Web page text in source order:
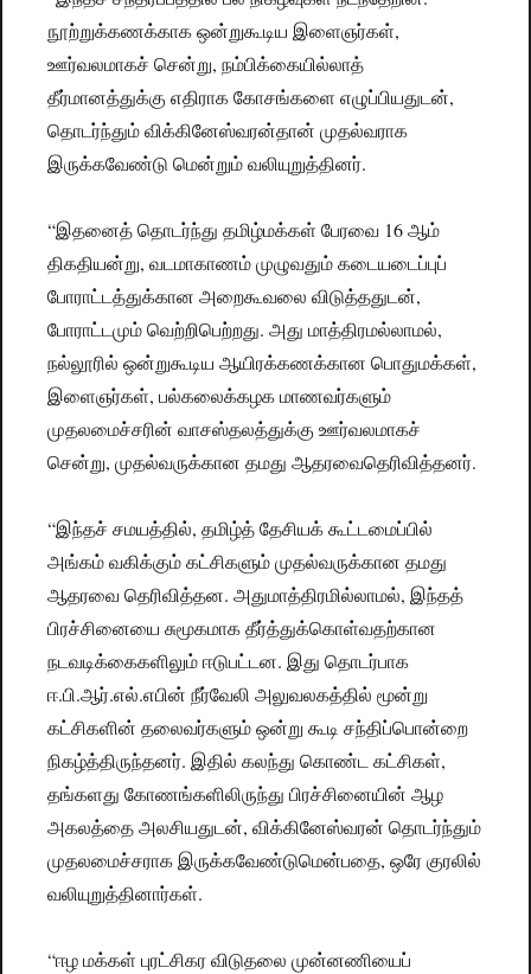
நூற்றுக்கணக்காக ஒன்றுகூடிய இளைஞர்கள்,
ஊர்வலமாகச் சென்று, நம்பிக்கையில்லாத்
தீர்மானத்துக்கு எதிராக கோசங்களை எழுப்பியதுடன்,
தொடர்ந்தும் விக்கினேஸ்வரன்தான் முதல்வராக
இருக்கவேண்டு மென்றும் வலியுறுத்தினர்.
“இதனைத் தொடர்ந்து தமிழ்மக்கள் பேரவை 16 ஆம்
திகதியன்று, வடமாகாணம் முழுவதும் கடையடைப்புப்
போராட்டத்துக்கான அறைகூவலை விடுத்ததுடன்,
போராட்டமும் வெற்றிபெற்றது. அது மாத்திரமல்லாமல்,
நல்லூரில் ஒன்றுகூடிய ஆயிரக்கணக்கான பொதுமக்கள்,
இளைஞர்கள், பல்கலைக்கழக மாணவர்களும்
முதலமைச்சரின் வாசஸ்தலத்துக்கு ஊர்வலமாகச்
சென்று, முதல்வருக்கான தமது ஆதரவைதெரிவித்தனர்.
“இந்தச் சமயத்தில், தமிழ்த் தேசியக் கூட்டமைப்பில்
அங்கம் வகிக்கும் கட்சிகளும் முதல்வருக்கான தமது
ஆதரவை தெரிவித்தன. அதுமாத்திரமில்லாமல், இந்தத்
பிரச்சினையை சுமூகமாக தீர்த்துக்கொள்வதற்கான
நடவடிக்கைகளிலும் ஈடுபட்டன. இது தொடர்பாக
ஈ.பி.ஆர்.எல்.எபின் நீர்வேலி அலுவலகத்தில் மூன்று
கட்சிகளின் தலைவர்களும் ஒன்று கூடி சந்திப்பொன்றை
நிகழ்த்திருந்தனர். இதில் கலந்து கொண்ட கட்சிகள்,
தங்களது கோணங்களிலிருந்து பிரச்சினையின் ஆழ
அகலத்தை அலசியதுடன், விக்கினேஸ்வரன் தொடர்ந்தும்
முதலமைச்சராக இருக்கவேண்டுமென்பதை, ஒரே குரலில்
வலியுறுத்தினார்கள்.
“ஈழ மக்கள் புரட்சிகர விடுதலை முன்னணியைப்